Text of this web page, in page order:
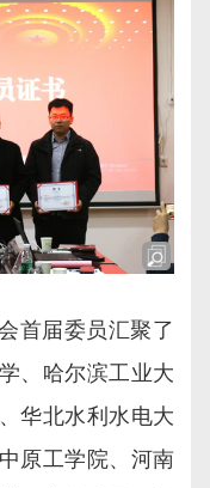
首届委员汇聚了
、哈尔滨工业大
华北水利水电大
原工学院、河南